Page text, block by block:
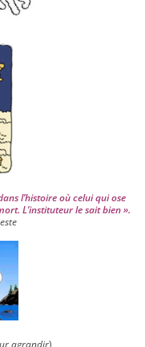
l’his­toire où celui qui ose
L’instituteur le sait bien ».